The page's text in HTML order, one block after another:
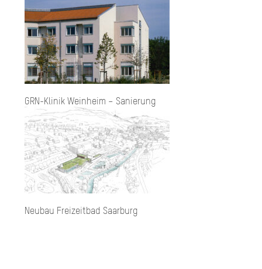
GRN-Klinik Weinheim – Sanierung
Neubau Freizeitbad Saarburg